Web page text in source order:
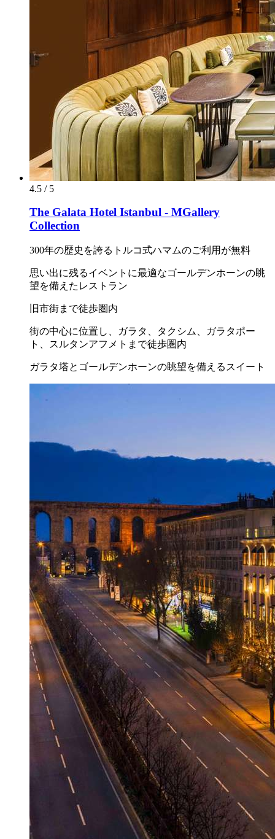
4.5 / 5
The Galata Hotel Istanbul - MGallery
Collection
300年の歴史を誇るトルコ式ハマムのご利用が無料
思い出に残るイベントに最適なゴールデンホーンの眺
望を備えたレストラン
旧市街まで徒歩圏内
街の中心に位置し、ガラタ、タクシム、ガラタポー
ト、スルタンアフメトまで徒歩圏内
ガラタ塔とゴールデンホーンの眺望を備えるスイート